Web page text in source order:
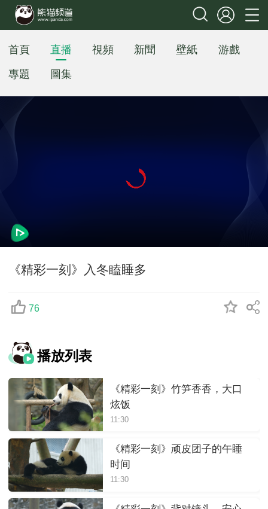
首頁 直播 視頻 新聞 壁紙
游戲
專題
圖集
《精彩一刻》入冬瞌睡多
76
播放列表
《精彩一刻》竹笋香香，大口
炫饭
11:30
《精彩一刻》顽皮团子的午睡
时间
11:30